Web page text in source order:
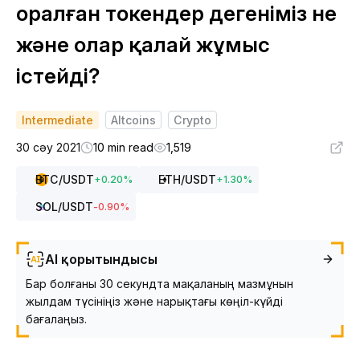
оралған токендер дегеніміз не
және олар қалай жұмыс
істейді?
Intermediate Altcoins
Crypto
30 сәу 2021
10 min read 1,519
BTC/USDT+0.20% ETH/USDT+1.30%
SOL/USDT-0.90%
AI қорытындысы
Бар болғаны 30 секундта мақаланың мазмұнын
жылдам түсініңіз және нарықтағы көңіл-күйді
бағалаңыз.